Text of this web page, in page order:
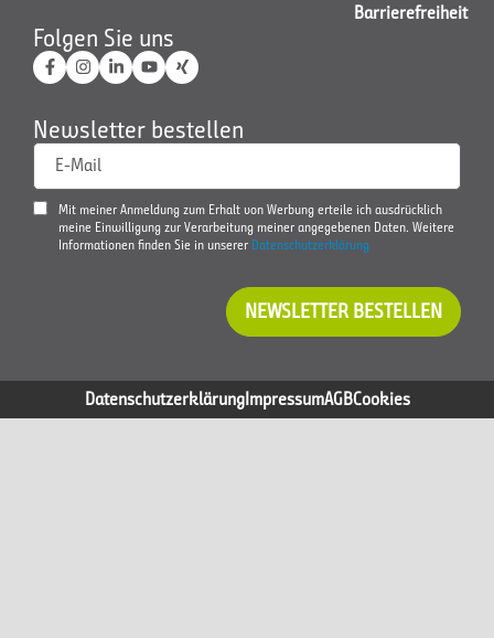
Barrierefreiheit
Folgen Sie uns
Newsletter bestellen
E-Mail
Mit meiner Anmeldung zum Erhalt von Werbung erteile ich ausdrücklich
meine Einwilligung zur Verarbeitung meiner angegebenen Daten. Weitere
Informationen finden Sie in unserer Datenschutzerklärung
NEWSLETTER BESTELLEN
DatenschutzerklärungImpressumAGBCookies